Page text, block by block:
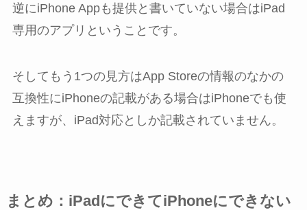
逆にiPhone Appも提供と書いていない場合はiPad
専用のアプリということです。
そしてもう1つの見方はApp Storeの情報のなかの
互換性にiPhoneの記載がある場合はiPhoneでも使
えますが、iPad対応としか記載されていません。
まとめ：iPadにできてiPhoneにできない